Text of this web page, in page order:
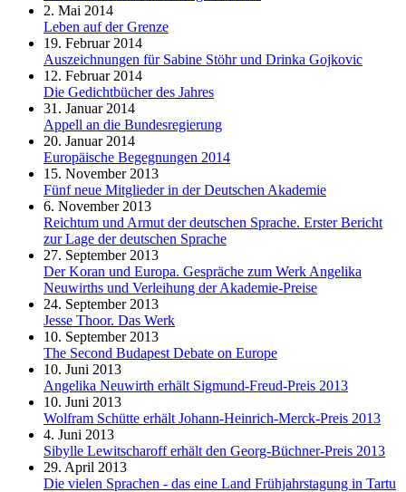
2. Mai 2014
Leben auf der Grenze
19. Februar 2014
Auszeichnungen für Sabine Stöhr und Drinka Gojkovic
12. Februar 2014
Die Gedichtbücher des Jahres
31. Januar 2014
Appell an die Bundesregierung
20. Januar 2014
Europäische Begegnungen 2014
15. November 2013
Fünf neue Mitglieder in der Deutschen Akademie
6. November 2013
Reichtum und Armut der deutschen Sprache. Erster Bericht
zur Lage der deutschen Sprache
27. September 2013
Der Koran und Europa. Gespräche zum Werk Angelika
Neuwirths und Verleihung der Akademie-Preise
24. September 2013
Jesse Thoor. Das Werk
10. September 2013
The Second Budapest Debate on Europe
10. Juni 2013
Angelika Neuwirth erhält Sigmund-Freud-Preis 2013
10. Juni 2013
Wolfram Schütte erhält Johann-Heinrich-Merck-Preis 2013
4. Juni 2013
Sibylle Lewitscharoff erhält den Georg-Büchner-Preis 2013
29. April 2013
Die vielen Sprachen - das eine Land Frühjahrstagung in Tartu